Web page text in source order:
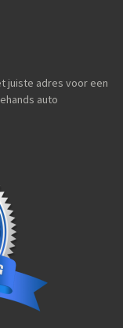
juiste adres voor een
auto